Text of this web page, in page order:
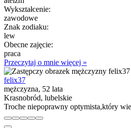
Wykształcenie:
zawodowe
Znak zodiaku:
lew
Obecne zajęcie:
praca
Przeczytaj o mnie więcej »
felix37
mężczyzna, 52 lata
Krasnobród, lubelskie
Troche niepoprawny optymista,który